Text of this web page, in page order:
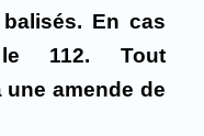
En cas
112.
Tout
une amende de